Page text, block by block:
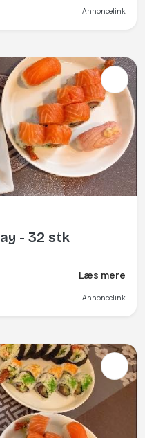
Annoncelink
- 32 stk
Læs mere
Annoncelink